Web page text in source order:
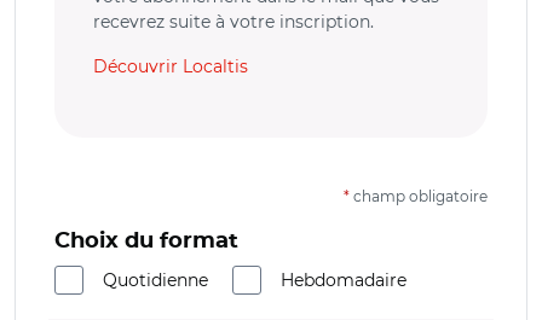
recevrez suite à votre inscription.
Découvrir Localtis
* champ obligatoire
Choix du format
Quotidienne
Hebdomadaire